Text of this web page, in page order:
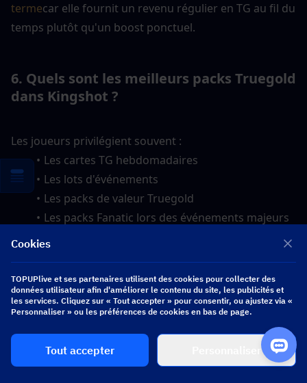
termecar elle fournit un revenu régulier en TG au fil du
temps plutôt qu'un boost ponctuel.
6. Quels sont les meilleurs packs Truegold
dans Kingshot ?
Les joueurs privilégient souvent :
Les cartes TG hebdomadaires
Les lots d'événements
Les packs de valeur Truegold
Les packs Fanatic lors des événements majeurs
l'efficacité du TG par dollar et du moment de
l'événement.
Quelle est l'importance de l'Or Pur
dans Kingshot ?
Cookies
TOPUPlive et ses partenaires utilisent des cookies pour collecter des
données utilisateur afin d'améliorer le contenu du site, les publicités et
les services. Cliquez sur « Tout accepter » pour consentir, ou ajustez via «
Personnaliser » ou les préférences de cookies en bas de page.
Tout accepter Personnaliser